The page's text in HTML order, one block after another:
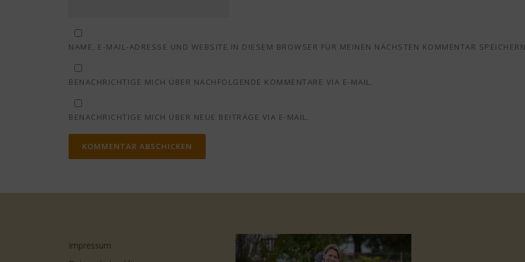
NAME, E-MAIL-ADRESSE UND WEBSITE IN DIESEM BROWSER FÜR MEINEN NÄCHSTEN KOMMENTAR
BENACHRICHTIGE MICH ÜBER NACHFOLGENDE KOMMENTARE VIA E-MAIL.
BENACHRICHTIGE MICH ÜBER NEUE BEITRÄGE VIA E-MAIL.
Impressum